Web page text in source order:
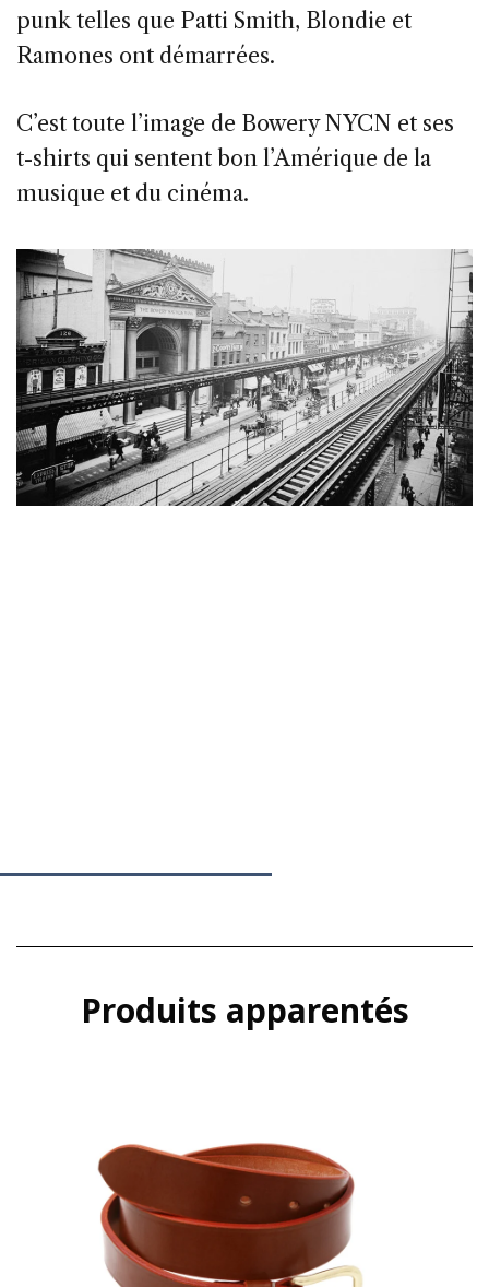
punk telles que Patti Smith, Blondie et
Ramones ont démarrées.
C’est toute l’image de Bowery NYCN et ses
t-shirts qui sentent bon l’Amérique de la
musique et du cinéma.
Produits apparentés